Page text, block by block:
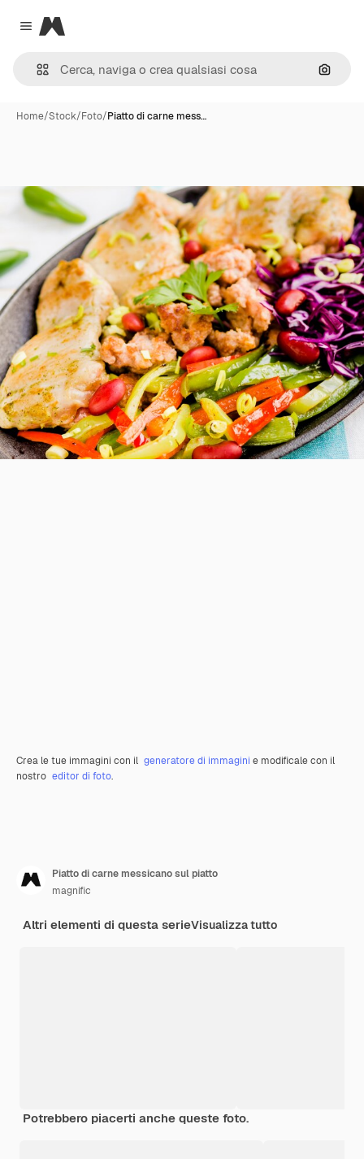
Close menu
Magnific
Cerca
Home/Stock/Foto/Piatto di carne mess…
Crea le tue immagini con il generatore di immagini e modificale con il
nostro editor di foto.
Piatto di carne messicano sul piatto
magnific
Altri elementi di questa serieVisualizza tutto
Potrebbero piacerti anche queste foto.